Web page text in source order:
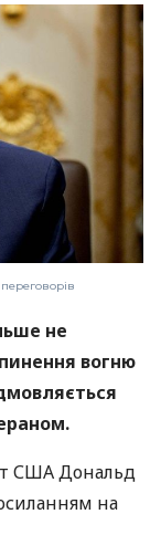
не
вогню
США Дональд
на